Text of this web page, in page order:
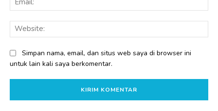
Simpan nama, email, dan situs web saya di browser ini
untuk lain kali saya berkomentar.